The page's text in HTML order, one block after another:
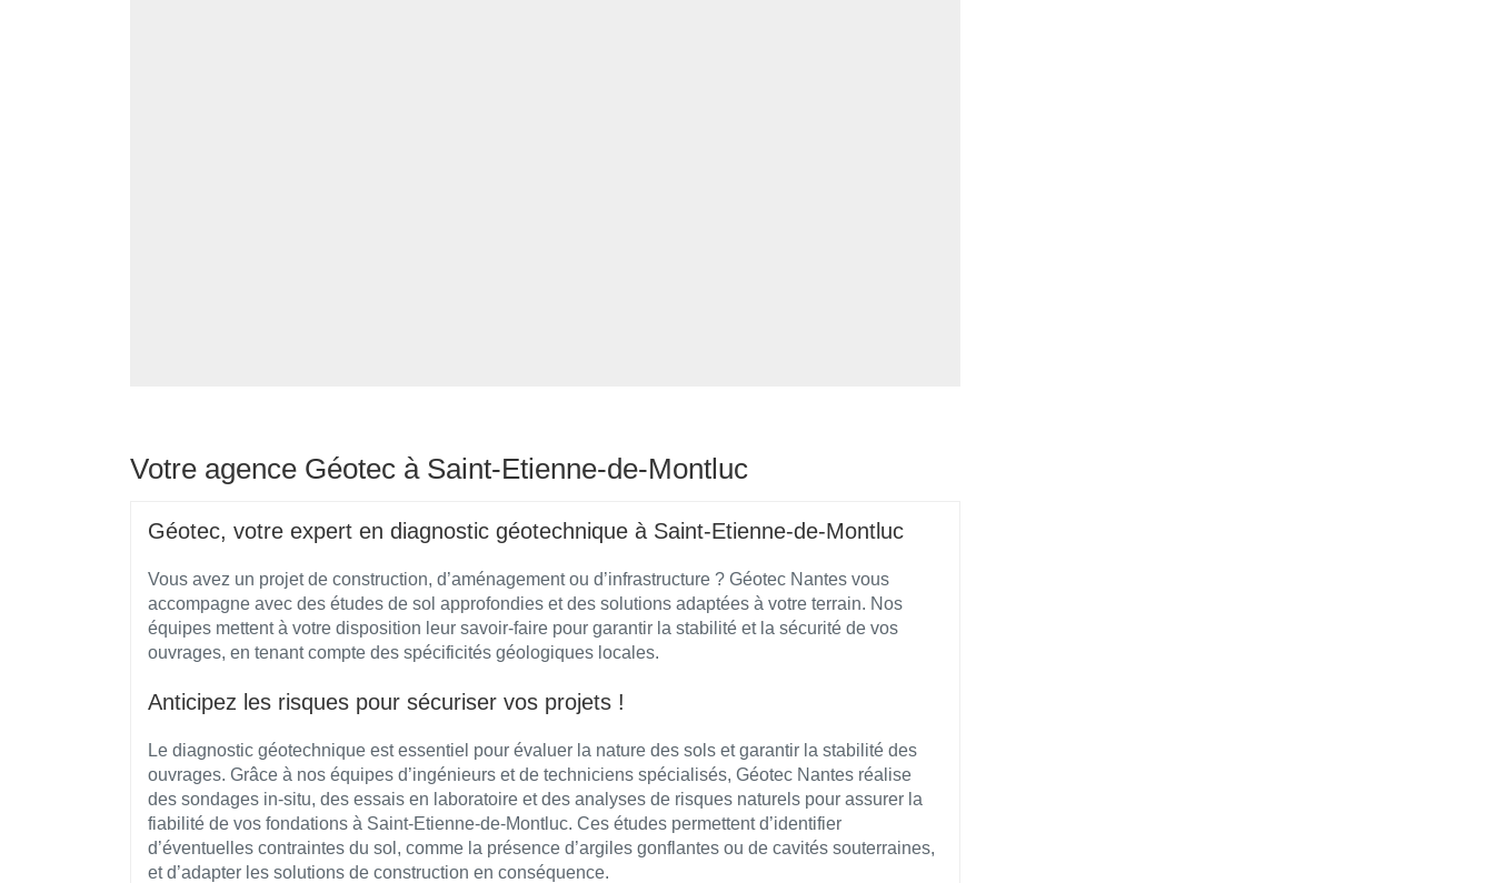
Votre agence Géotec à Saint-Etienne-de-Montluc
Géotec, votre expert en diagnostic géotechnique à Saint-Etienne-de-Montluc
Vous avez un projet de construction, d’aménagement ou d’infrastructure ? Géotec Nantes vous
accompagne avec des études de sol approfondies et des solutions adaptées à votre terrain. Nos
équipes mettent à votre disposition leur savoir-faire pour garantir la stabilité et la sécurité de vos
ouvrages, en tenant compte des spécificités géologiques locales.
Anticipez les risques pour sécuriser vos projets !
Le diagnostic géotechnique est essentiel pour évaluer la nature des sols et garantir la stabilité des
ouvrages. Grâce à nos équipes d’ingénieurs et de techniciens spécialisés, Géotec Nantes réalise
des sondages in-situ, des essais en laboratoire et des analyses de risques naturels pour assurer la
fiabilité de vos fondations à Saint-Etienne-de-Montluc. Ces études permettent d’identifier
d’éventuelles contraintes du sol, comme la présence d’argiles gonflantes ou de cavités souterraines,
et d’adapter les solutions de construction en conséquence.